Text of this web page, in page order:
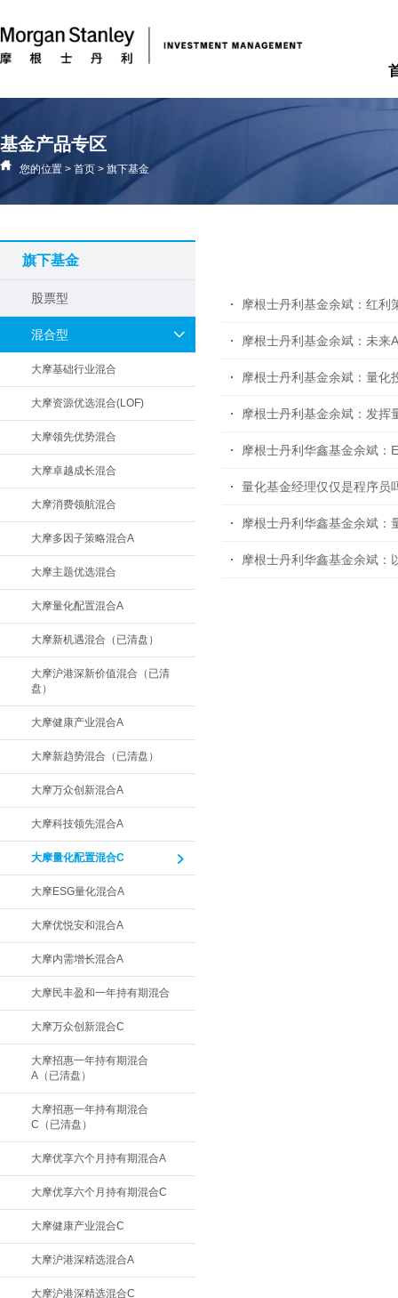
基金产品专区
您的位置 > 首页 > 旗下基金
旗下基金
股票型
混合型
大摩基础行业混合
大摩资源优选混合(LOF)
大摩领先优势混合
大摩卓越成长混合
大摩消费领航混合
大摩多因子策略混合A
大摩主题优选混合
大摩量化配置混合A
大摩新机遇混合（已清盘）
大摩沪港深新价值混合（已清
盘）
大摩健康产业混合A
大摩新趋势混合（已清盘）
大摩万众创新混合A
大摩科技领先混合A
大摩量化配置混合C
大摩ESG量化混合A
大摩优悦安和混合A
大摩内需增长混合A
大摩民丰盈和一年持有期混合
大摩万众创新混合C
大摩招惠一年持有期混合
A（已清盘）
大摩招惠一年持有期混合
C（已清盘）
大摩优享六个月持有期混合A
大摩优享六个月持有期混合C
大摩健康产业混合C
大摩沪港深精选混合A
大摩沪港深精选混合C
摩根士丹利基金余斌：红利
摩根士丹利基金余斌：未来
摩根士丹利基金余斌：量化
摩根士丹利基金余斌：发挥
摩根士丹利华鑫基金余斌：
量化基金经理仅仅是程序员
摩根士丹利华鑫基金余斌：
摩根士丹利华鑫基金余斌：